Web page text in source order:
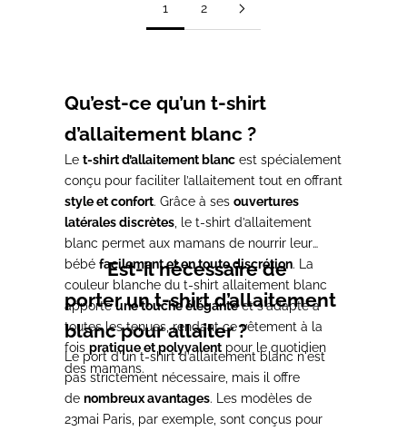
1 2
Qu’est-ce qu’un t-shirt
d’allaitement blanc ?
Le t-shirt d’allaitement blanc est spécialement
conçu pour faciliter l’allaitement tout en offrant
style et confort. Grâce à ses ouvertures
latérales discrètes, le t-shirt d’allaitement
blanc permet aux mamans de nourrir leur
bébé facilement et en toute discrétion. La
couleur blanche du t-shirt allaitement blanc
apporteune touche éléganteet s'adapte à
toutes les tenues, rendant ce vêtement à la
fois pratique et polyvalentpour le quotidien
des mamans.
Est-il nécessaire de
porter un t-shirt d’allaitement
blanc pour allaiter ?
Le port d'un t-shirt d’allaitement blanc n'est
pas strictement nécessaire, mais il offre
de nombreux avantages. Les modèles de
23mai Paris, par exemple, sont conçus pour